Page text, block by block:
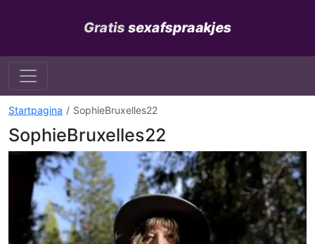
Startpagina SophieBruxelles22
SophieBruxelles22